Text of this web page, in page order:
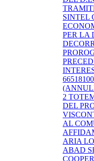
SINTEL
PER LA
2
DEL
AL
ARIA
ABAD